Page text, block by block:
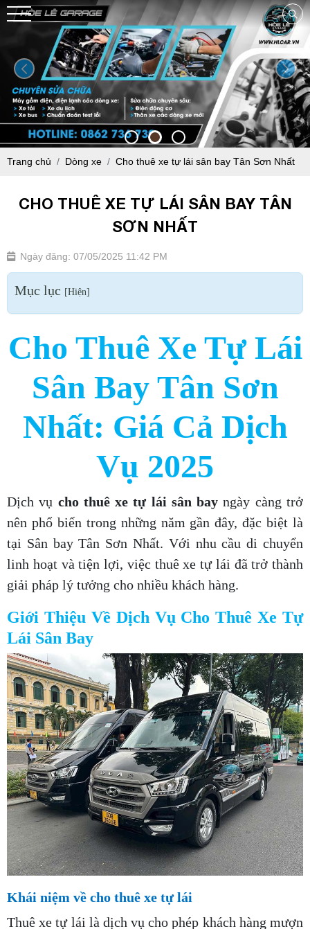
Trang chủ Dòng xe Cho thuê xe tự lái sân bay Tân Sơn Nhất
CHO THUÊ XE TỰ LÁI SÂN BAY TÂN
SƠN NHẤT
Ngày đăng: 07/05/2025 11:42 PM
Mục lục [Hiện]
Cho Thuê Xe Tự Lái
Sân Bay Tân Sơn
Nhất: Giá Cả Dịch
Vụ 2025
Dịch vụ cho thuê xe tự lái sân bay ngày càng trở
nên phổ biến trong những năm gần đây, đặc biệt là
tại Sân bay Tân Sơn Nhất. Với nhu cầu di chuyển
linh hoạt và tiện lợi, việc thuê xe tự lái đã trở thành
giải pháp lý tưởng cho nhiều khách hàng.
Giới Thiệu Về Dịch Vụ Cho Thuê Xe Tự
Lái Sân Bay
Khái niệm về cho thuê xe tự lái
Thuê xe tự lái là dịch vụ cho phép khách hàng mượn